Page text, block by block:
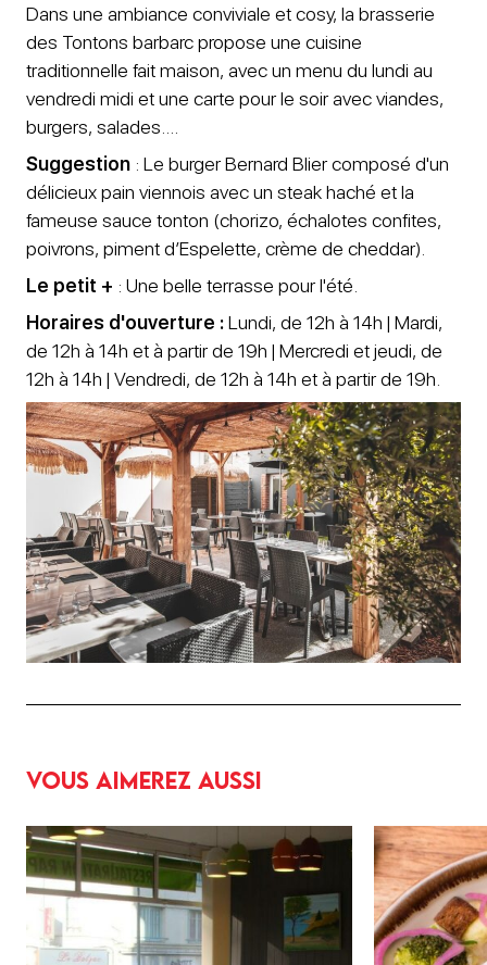
Dans une ambiance conviviale et cosy, la brasserie
des Tontons barbarc propose une cuisine
traditionnelle fait maison, avec un menu du lundi au
vendredi midi et une carte pour le soir avec viandes,
burgers, salades....
Suggestion : Le burger Bernard Blier composé d'un
délicieux pain viennois avec un steak haché et la
fameuse sauce tonton (chorizo, échalotes confites,
poivrons, piment d’Espelette, crème de cheddar).
Le petit + : Une belle terrasse pour l'été.
Horaires d'ouverture :Lundi, de 12h à 14h | Mardi,
de 12h à 14h et à partir de 19h | Mercredi et jeudi, de
12h à 14h | Vendredi, de 12h à 14h et à partir de 19h.
Vous aimerez aussi